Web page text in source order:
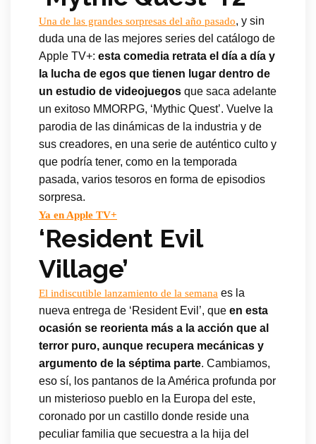
Una de las grandes sorpresas del año pasado, y sin
duda una de las mejores series del catálogo de
Apple TV+: esta comedia retrata el día a día y
la lucha de egos que tienen lugar dentro de
un estudio de videojuegos que saca adelante
un exitoso MMORPG, ‘Mythic Quest’. Vuelve la
parodia de las dinámicas de la industria y de
sus creadores, en una serie de auténtico culto y
que podría tener, como en la temporada
pasada, varios tesoros en forma de episodios
sorpresa.
Ya en Apple TV+
‘Resident Evil
Village’
El indiscutible lanzamiento de la semana es la
nueva entrega de ‘Resident Evil’, que en esta
ocasión se reorienta más a la acción que al
terror puro, aunque recupera mecánicas y
argumento de la séptima parte. Cambiamos,
eso sí, los pantanos de la América profunda por
un misterioso pueblo en la Europa del este,
coronado por un castillo donde reside una
peculiar familia que secuestra a la hija del